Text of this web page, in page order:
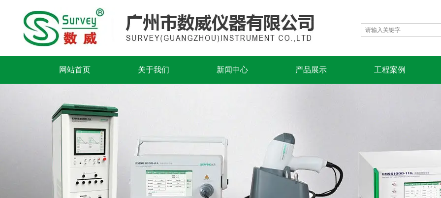
网站首页 关于我们 新闻中心 产品展示 工程案例